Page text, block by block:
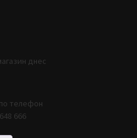
днес
телефон
666